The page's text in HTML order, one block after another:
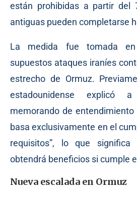
están prohibidas a partir del
antiguas pueden completarse
La medida fue tomada
supuestos ataques iraníes
estrecho de Ormuz.
estadounidense explicó
memorando de
basa exclusivamente en el
requisitos”, lo que significa
obtendrá beneficios si cumple
Nueva escalada en Ormuz